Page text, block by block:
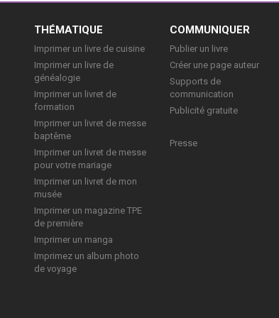
THÉMATIQUE
Imprimer un livre de cuisine
Imprimer un livre de
généalogie
Imprimer un livret de
formation
Imprimer un livret de messe
baptême
Imprimer un livret de messe
pour votre mariage
Imprimer un livret de mon
musée
Imprimer un magazine TPE
de première
Imprimer un manga
Imprimez un album photo
de voyage
COMMUNIQUER
Publier un livre
Créer une page auteur
Supports de
communication
Publicité gratuite
Presse